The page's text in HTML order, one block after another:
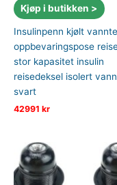
Kjøp i butikken >
Insulinpenn kjølt
oppbevaringspose
stor kapasitet insulin
reisedeksel isolert
svart
42991 kr